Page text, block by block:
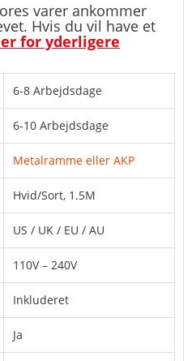
varer ankommer
Hvis du vil have et
for yderligere
6-8 Arbejdsdage
6-10 Arbejdsdage
Metalramme eller AKP
Hvid/Sort, 1.5M
US / UK / EU / AU
110V – 240V
Inkluderet
Ja